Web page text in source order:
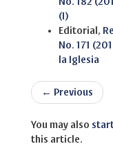
(I)
Editorial,
No. 171
la Iglesia
← Previous
You may also
this article.